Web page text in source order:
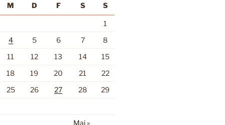
M D F S S
1
4 5 6 7
8
11 12 13 14
15
18 19 20 21
22
25 26 27 28
29
Mai »